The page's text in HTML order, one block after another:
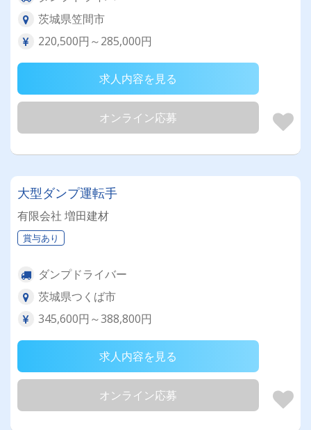
茨城県笠間市
220,500円～285,000円
求人内容を見る
オンライン応募
大型ダンプ運転手
有限会社 増田建材
賞与あり
ダンプドライバー
茨城県つくば市
345,600円～388,800円
求人内容を見る
オンライン応募